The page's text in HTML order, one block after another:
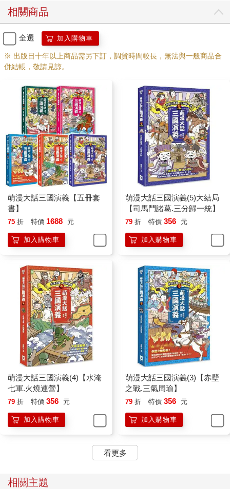
相關商品
全選 加入購物車
※ 出版日十年以上商品需另下訂，調貨時間較長，無法與一般商品合
併結帳，敬請見諒。
萌漫大話三國演義【五冊套
書】
75 折 特價 1688 元
加入購物車
萌漫大話三國演義(5)大結局
【司馬鬥諸葛.三分歸一統】
79 折 特價 356 元
加入購物車
萌漫大話三國演義(4)【水淹
七軍.火燒連營】
79 折 特價 356 元
加入購物車
萌漫大話三國演義(3)【赤壁
之戰.三氣周瑜】
79 折 特價 356 元
加入購物車
看更多
相關主題